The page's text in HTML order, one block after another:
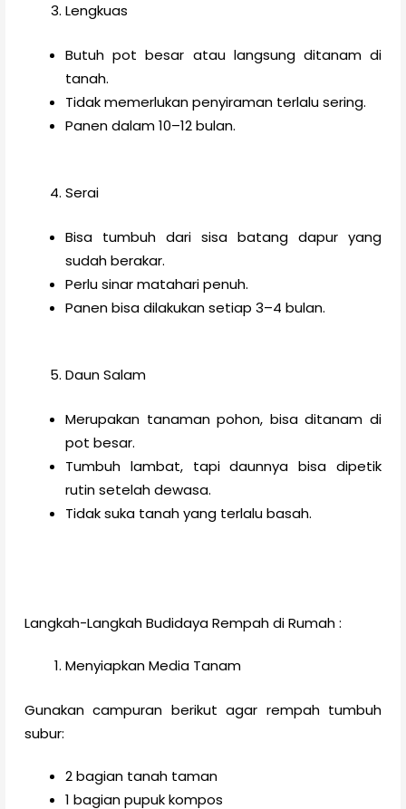
Lengkuas
Butuh pot besar atau langsung ditanam di
tanah.
Tidak memerlukan penyiraman terlalu sering.
Panen dalam 10–12 bulan.
Serai
Bisa tumbuh dari sisa batang dapur yang
sudah berakar.
Perlu sinar matahari penuh.
Panen bisa dilakukan setiap 3–4 bulan.
Daun Salam
Merupakan tanaman pohon, bisa ditanam di
pot besar.
Tumbuh lambat, tapi daunnya bisa dipetik
rutin setelah dewasa.
Tidak suka tanah yang terlalu basah.
Langkah-Langkah Budidaya Rempah di Rumah :
Menyiapkan Media Tanam
Gunakan campuran berikut agar rempah tumbuh
subur:
2 bagian tanah taman
1 bagian pupuk kompos